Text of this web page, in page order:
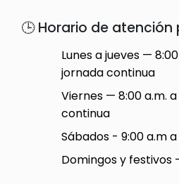
🕒 Horario de atención
Lunes a jueves —
jornada continua
Viernes — 8:00 a.m.
continua
Sábados - 9:00 a.m
Domingos y festivos